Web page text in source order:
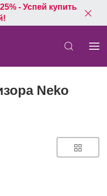
- Успей купить
Neko